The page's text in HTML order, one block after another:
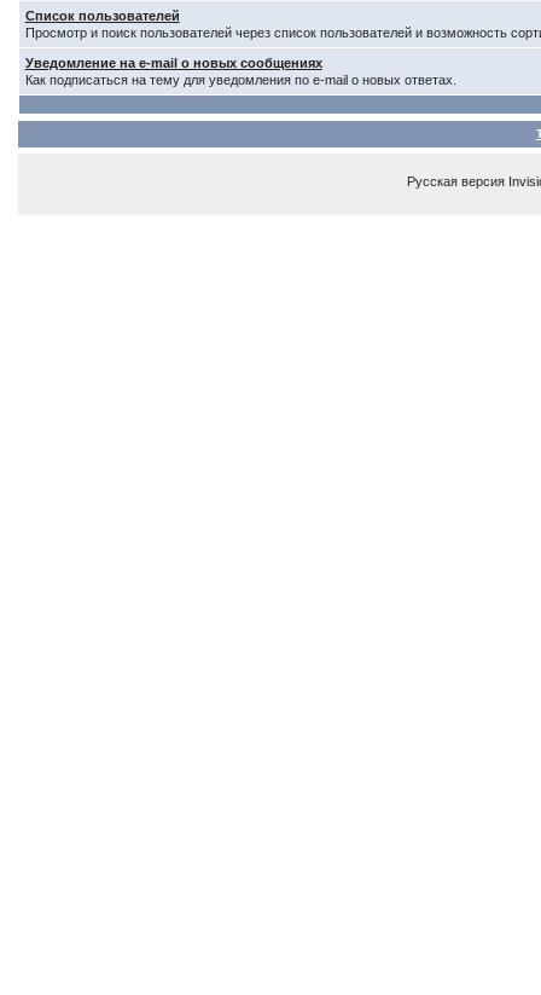
Список пользователей
Просмотр и поиск пользователей через список пользователей и возможность
Уведомление на e-mail о новых сообщениях
Как подписаться на тему для уведомления по e-mail о новых ответах.
Русская версия